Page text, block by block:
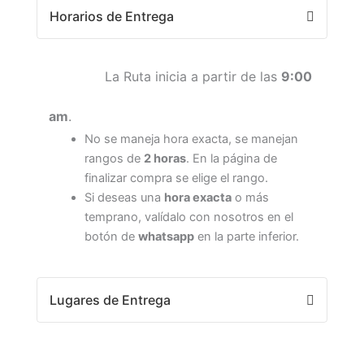
Horarios de Entrega
La Ruta inicia a partir de las 9:00
am.
No se maneja hora exacta, se manejan
rangos de 2 horas. En la página de
finalizar compra se elige el rango.
Si deseas una hora exactao más
temprano, valídalo con nosotros en el
botón de whatsappen la parte inferior.
Lugares de Entrega